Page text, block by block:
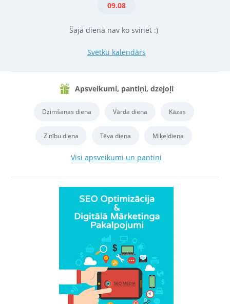
09.08
Šajā dienā nav ko svinēt :)
Svētku kalendārs
Apsveikumi, pantiņi, dzejoļi
Dzimšanas diena Vārda diena Kāzas
Zinību diena Tēva diena Miķeļdiena
Visi apsveikumi un pantiņi